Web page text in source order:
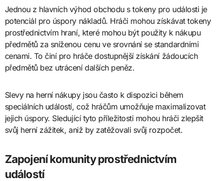
Jednou z hlavních výhod obchodu s tokeny pro události je
potenciál pro úspory nákladů. Hráči mohou získávat tokeny
prostřednictvím hraní, které mohou být použity k nákupu
předmětů za sníženou cenu ve srovnání se standardními
cenami. To činí pro hráče dostupnější získání žádoucích
předmětů bez utrácení dalších peněz.
Slevy na herní nákupy jsou často k dispozici během
speciálních událostí, což hráčům umožňuje maximalizovat
jejich úspory. Sledující tyto příležitosti mohou hráči zlepšit
svůj herní zážitek, aniž by zatěžovali svůj rozpočet.
Zapojení komunity prostřednictvím
událostí